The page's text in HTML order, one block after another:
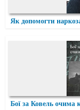
Як допомогти
Бої за Ковель очима